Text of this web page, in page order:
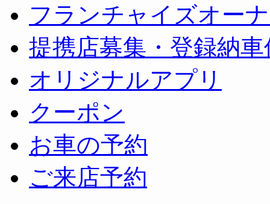
フランチャイズオー
提携店募集・登録納
オリジナルアプリ
クーポン
お車の予約
ご来店予約